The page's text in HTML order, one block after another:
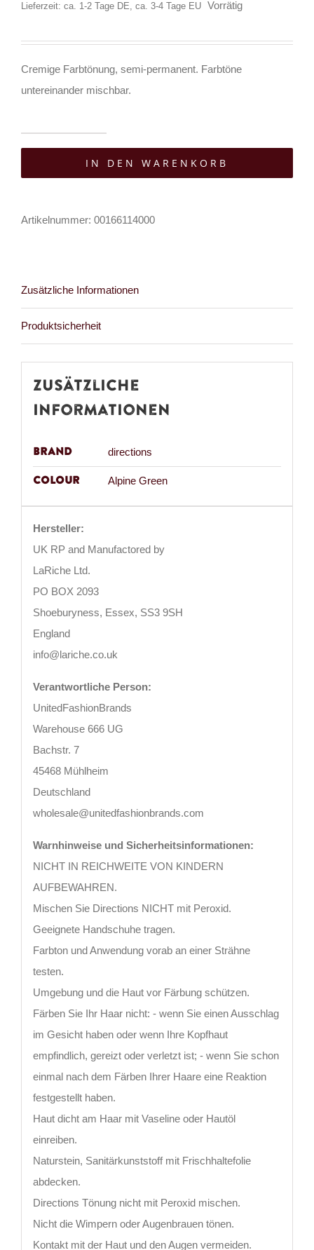
Lieferzeit: ca. 1-2 Tage DE, ca. 3-4 Tage EU
Vorrätig
Cremige Farbtönung, semi-permanent. Farbtöne
untereinander mischbar.
Directions
Menge
IN DEN WARENKORB
Artikelnummer: 00166114000
Zusätzliche Informationen
Produktsicherheit
Zusätzliche
Informationen
Brand directions
Colour Alpine Green
Hersteller:
UK RP and Manufactored by
LaRiche Ltd.
PO BOX 2093
Shoeburyness, Essex, SS3 9SH
England
info@lariche.co.uk
Verantwortliche Person:
UnitedFashionBrands
Warehouse 666 UG
Bachstr. 7
45468 Mühlheim
Deutschland
wholesale@unitedfashionbrands.com
Warnhinweise und Sicherheitsinformationen:
NICHT IN REICHWEITE VON KINDERN
AUFBEWAHREN.
Mischen Sie Directions NICHT mit Peroxid.
Geeignete Handschuhe tragen.
Farbton und Anwendung vorab an einer Strähne
testen.
Umgebung und die Haut vor Färbung schützen.
Färben Sie Ihr Haar nicht: - wenn Sie einen Ausschlag
im Gesicht haben oder wenn Ihre Kopfhaut
empfindlich, gereizt oder verletzt ist; - wenn Sie schon
einmal nach dem Färben Ihrer Haare eine Reaktion
festgestellt haben.
Haut dicht am Haar mit Vaseline oder Hautöl
einreiben.
Naturstein, Sanitärkunststoff mit Frischhaltefolie
abdecken.
Directions Tönung nicht mit Peroxid mischen.
Nicht die Wimpern oder Augenbrauen tönen.
Kontakt mit der Haut und den Augen vermeiden.